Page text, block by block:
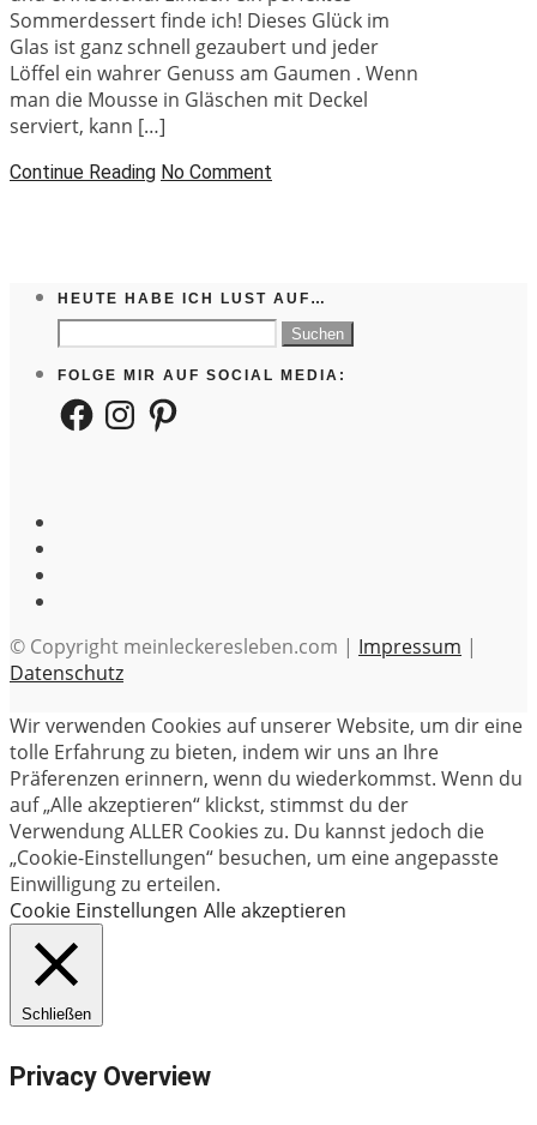
Sommerdessert finde ich! Dieses Glück im
Glas ist ganz schnell gezaubert und jeder
Löffel ein wahrer Genuss am Gaumen . Wenn
man die Mousse in Gläschen mit Deckel
serviert, kann […]
Continue Reading No Comment
HEUTE HABE ICH LUST AUF…
Suchen
nach:
FOLGE MIR AUF SOCIAL MEDIA:
FacebookInstagramPinterest
© Copyright meinleckeresleben.com | Impressum |
Datenschutz
Wir verwenden Cookies auf unserer Website, um dir eine
tolle Erfahrung zu bieten, indem wir uns an Ihre
Präferenzen erinnern, wenn du wiederkommst. Wenn du
auf „Alle akzeptieren“ klickst, stimmst du der
Verwendung ALLER Cookies zu. Du kannst jedoch die
„Cookie-Einstellungen“ besuchen, um eine angepasste
Einwilligung zu erteilen.
Cookie Einstellungen Alle akzeptieren
Schließen
Privacy Overview